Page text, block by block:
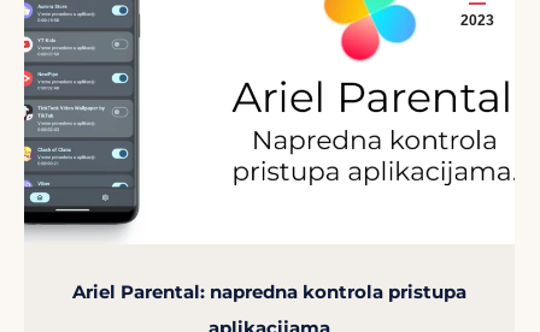
2023
Ariel Parental: napredna kontrola pristupa